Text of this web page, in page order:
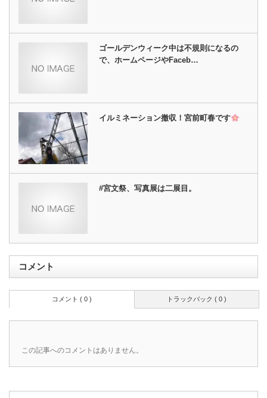
ゴールデンウィーク中は不規則になるの
で、ホームページやFaceb…
イルミネーション撤収！宮前町春です
#宮文祭、写真展は二展目。
コメント
トラックバック ( 0 )
コメント ( 0 )
この記事へのコメントはありません。